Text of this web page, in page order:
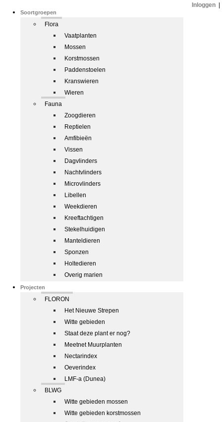
Soortgroepen
Flora
Vaatplanten
Mossen
Korstmossen
Paddenstoelen
Kranswieren
Wieren
Fauna
Zoogdieren
Reptielen
Amfibieën
Vissen
Dagvlinders
Nachtvlinders
Microvlinders
Libellen
Weekdieren
Kreeftachtigen
Stekelhuidigen
Manteldieren
Sponzen
Holtedieren
Overig marien
Projecten
FLORON
Het Nieuwe Strepen
Witte gebieden
Staat deze plant er nog?
Meetnet Muurplanten
Nectarindex
Oeverindex
LMF-a (Dunea)
BLWG
Witte gebieden mossen
Witte gebieden korstmossen
Inloggen